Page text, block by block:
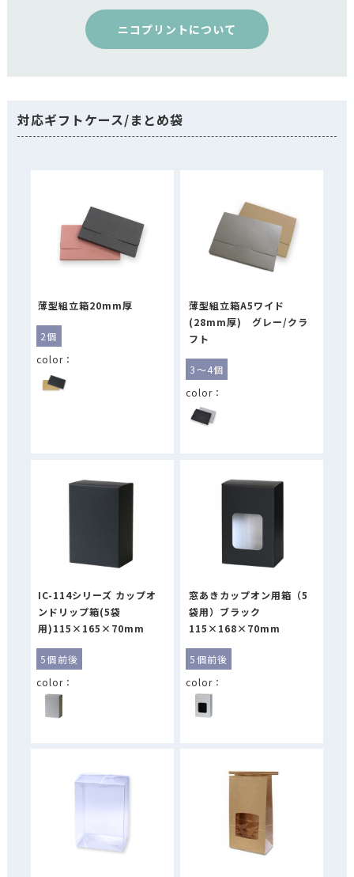
ニコプリントについて
対応ギフトケース/まとめ袋
薄型組立箱20mm厚
2個
薄型組立箱A5ワイド
(28mm厚) グレー/クラ
フト
3～4個
IC-114シリーズ カップオ
ンドリップ箱(5袋
用)115×165×70mm
5個前後
窓あきカップオン用箱（5
袋用）ブラック
115×168×70mm
5個前後